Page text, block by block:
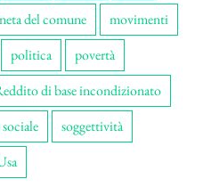
del comune
movimenti
politica
povertà
di base incondizionato
soggettività